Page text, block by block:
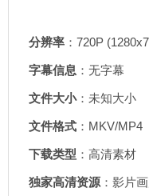
分辨率 ：720P
字幕信息 ：无字幕
文件大小：未知大小
文件格式 ：MKV/MP4
下载类型 ：高清素材
独家高清资源 ：影片